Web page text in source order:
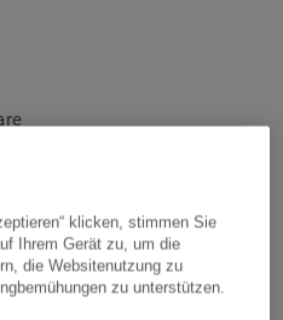
erfahren:
Boxsport,
klicken, stimmen Sie
Ihrem Gerät zu, um die
die Websitenutzung zu
zu unterstützen.